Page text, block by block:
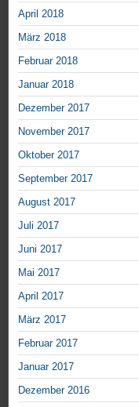
April 2018
März 2018
Februar 2018
Januar 2018
Dezember 2017
November 2017
Oktober 2017
September 2017
August 2017
Juli 2017
Juni 2017
Mai 2017
April 2017
März 2017
Februar 2017
Januar 2017
Dezember 2016